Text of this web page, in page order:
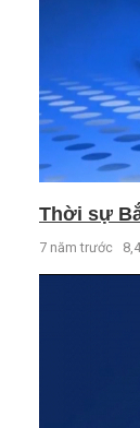
Thời sự
7 năm trước